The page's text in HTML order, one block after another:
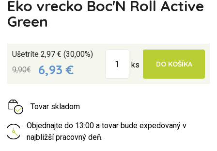
Eko vrecko Boc'N Roll Active
Green
Ušetríte 2,97 € (30,00%)
9,90€
6,93 € ks DO KOŠÍKA
Tovar skladom
Objednajte do 13:00 a tovar bude expedovaný v
najbližší pracovný deň.